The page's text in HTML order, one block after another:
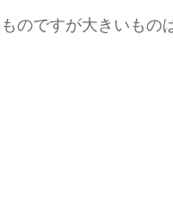
ですが大きいもの